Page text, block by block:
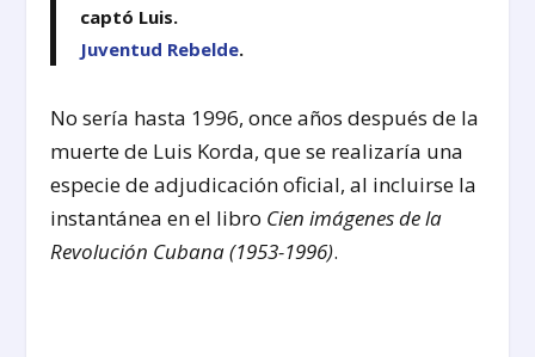
captó Luis.
Juventud Rebelde.
No sería hasta 1996, once años después de la
muerte de Luis Korda, que se realizaría una
especie de adjudicación oficial, al incluirse la
instantánea en el libro Cien imágenes de la
Revolución Cubana (1953-1996).